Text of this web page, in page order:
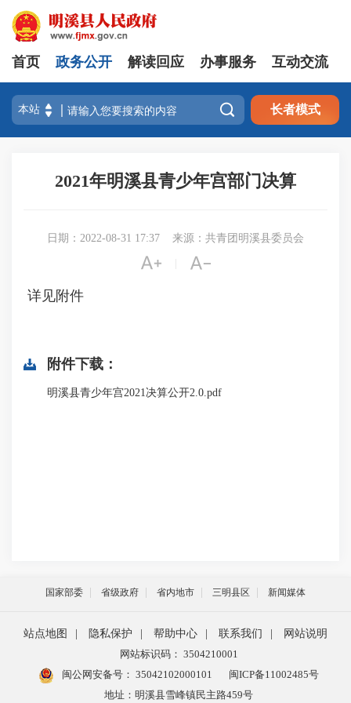
首页 政务公开 解读回应 办事服务 互动交流
 长者模式
2021年明溪县青少年宫部门决算
日期：2022-08-31 17:37 来源：共青团明溪县委员会
 
详见附件
附件下载：
明溪县青少年宫2021决算公开2.0.pdf
国家部委 省级政府 省内地市 三明县区 新闻媒体
站点地图 隐私保护 帮助中心 联系我们
网站说明
网站标识码： 3504210001
闽公网安备号： 35042102000101
闽ICP备11002485号
地址：明溪县雪峰镇民主路459号